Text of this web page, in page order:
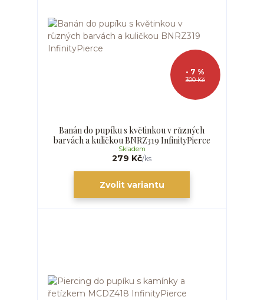
300 Kč
- 7 %
Banán do pupíku s květinkou v různých
barvách a kuličkou BNRZ319 InfinityPierce
279 Kč/ks
Skladem
Zvolit variantu